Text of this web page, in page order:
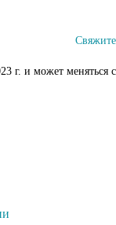
г. и может